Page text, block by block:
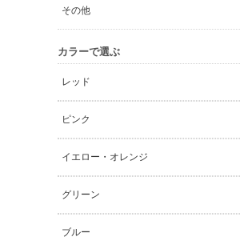
その他
カラーで選ぶ
レッド
ピンク
イエロー・オレンジ
グリーン
ブルー